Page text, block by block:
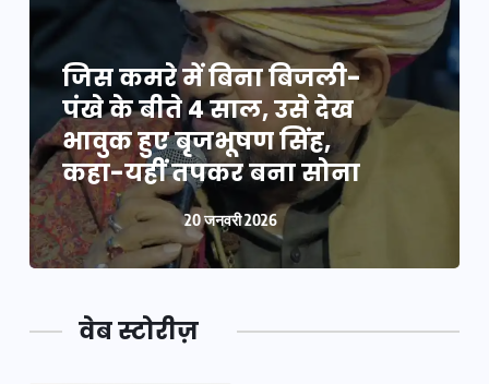
जिस कमरे में बिना बिजली-
पंखे के बीते 4 साल, उसे देख
भावुक हुए बृजभूषण सिंह,
कहा-यहीं तपकर बना सोना
20 जनवरी 2026
वेब स्टोरीज़